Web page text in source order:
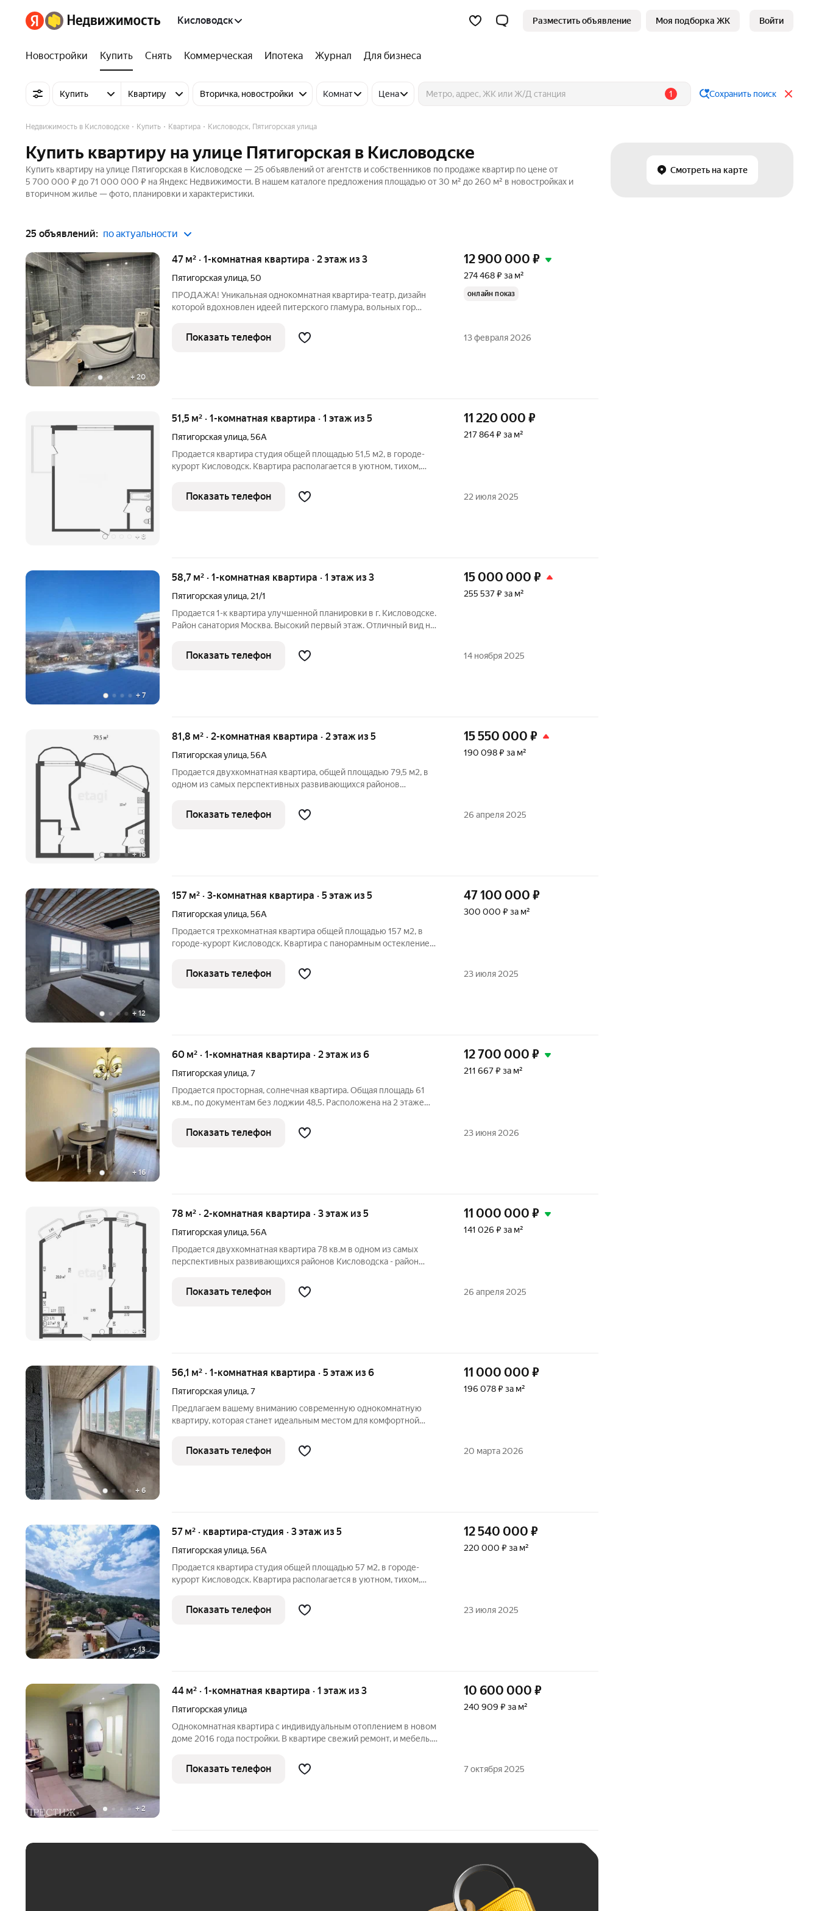
Кисловодск Разместить объявление Моя подборка ЖК Войти
Новостройки Купить Снять Коммерческая Ипотека Журнал Для бизнеса
Купить Квартиру Вторичка, новостройки Комнат Цена 1 Сохранить поиск
Смотреть на карте
Недвижимость в Кисловодске Купить Квартира Кисловодск, Пятигорская улица
Купить квартиру на улице Пятигорская в Кисловодске
Купить квартиру на улице Пятигорская в Кисловодске — 25 объявлений от агентств и собственников по продаже квартир по цене от
5 700 000 ₽ до 71 000 000 ₽ на Яндекс Недвижимости. В нашем каталоге предложения площадью от 30 м² до 260 м² в новостройках и
вторичном жилье — фото, планировки и характеристики.
25 объявлений: по актуальности
+ 20
47 м² · 1-комнатная квартира · 2 этаж из 3
Пятигорская улица,50
ПРОДАЖА! Уникальная однокомнатная квартира-театр, дизайн
которой вдохновлен идеей питерского гламура, вольных гор
единения с природой. Индивидуальное отопление, комфортный
второй этаж. В этой
12 900 000 ₽
274 468 ₽ за м²
онлайн показ
Показать телефон 13 февраля 2026
+ 8
51,5 м² · 1-комнатная квартира · 1 этаж из 5
Пятигорская улица,56А
Продается квартира студия общей площадью 51,5 м2, в городе-
курорт Кисловодск. Квартира располагается в уютном, тихом,
непосредственной близости к парку. Остановка общественного
транспорта напротив
11 220 000 ₽
217 864 ₽ за м²
Показать телефон 22 июля 2025
+ 7
58,7 м² · 1-комнатная квартира · 1 этаж из 3
Пятигорская улица, 21/1
Продается 1-к квартира улучшенной планировки в г. Кисловодске.
Район санатория Москва. Высокий первый этаж. Отличный вид на
магазинов, кафе, аптеки, мини рынок, аллея на пр.Ленина и вход
15 000 000 ₽
255 537 ₽ за м²
Показать телефон 14 ноября 2025
+16
81,8 м² · 2-комнатная квартира · 2 этаж из 5
Пятигорская улица,56А
Продается двухкомнатная квартира, общей площадью 79,5 м2, в
одном из самых перспективных развивающихся районов
Современные свободные планировки квартир, индивидуальное
отопление,
15 550 000 ₽
190 098 ₽ за м²
Показать телефон 26 апреля 2025
+ 12
157 м² · 3-комнатная квартира · 5 этаж из 5
Пятигорская улица,56А
Продается трехкомнатная квартира общей площадью 157 м2, в
городе-курорт Кисловодск. Квартира с панорамным остеклением,
шикарными видами на город с Вашей личной террасы. В квартире :
- три комнаты,
47 100 000 ₽
300 000 ₽ за м²
Показать телефон 23 июля 2025
+16
60 м² · 1-комнатная квартира · 2 этаж из 6
Пятигорская улица,7
Продается просторная, солнечная квартира. Общая площадь 61
кв.м., по документам без лоджии 48,5. Расположена на 2 этаже
дизайнерский ремонт. Вся мебель и встроенная техника остается
новым
12 700 000 ₽
211 667 ₽ за м²
Показать телефон 23 июня 2026
+ 12
78 м² · 2-комнатная квартира · 3 этаж из 5
Пятигорская улица,56А
Продается двухкомнатная квартира 78 кв.м в одном из самых
перспективных развивающихся районов Кисловодска - район
свободные планировки квартир, панорамные окна,
индивидуальное отопление, домофон,
11 000 000 ₽
141 026 ₽ за м²
Показать телефон 26 апреля 2025
+ 6
56,1 м² · 1-комнатная квартира · 5 этаж из 6
Пятигорская улица,7
Предлагаем вашему вниманию современную однокомнатную
квартиру, которая станет идеальным местом для комфортной
Удобная планировка - просторная прихожая 8.9 кв. м., кухня 14.8 кв.
м., комната 19.7
11 000 000 ₽
196 078 ₽ за м²
Показать телефон 20 марта 2026
+13
57 м² · квартира-студия · 3 этаж из 5
Пятигорская улица,56А
Продается квартира студия общей площадью 57 м2, в городе-
курорт Кисловодск. Квартира располагается в уютном, тихом,
непосредственной близости к парку. Остановка общественного
транспорта напротив дома.
12 540 000 ₽
220 000 ₽ за м²
Показать телефон 23 июля 2025
+ 2
44 м² · 1-комнатная квартира · 1 этаж из 3
Пятигорская улица
Однокомнатная квартира с индивидуальным отоплением в новом
доме 2016 года постройки. В квартире свежий ремонт, и мебель.
имеет свой уникальный дизайн. Этаж высокий, из окон
открывается
10 600 000 ₽
240 909 ₽ за м²
Показать телефон 7 октября 2025